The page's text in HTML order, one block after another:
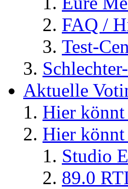
FAQ /
Test-
Aktuelle
Hier
Hier
Studio
89.0